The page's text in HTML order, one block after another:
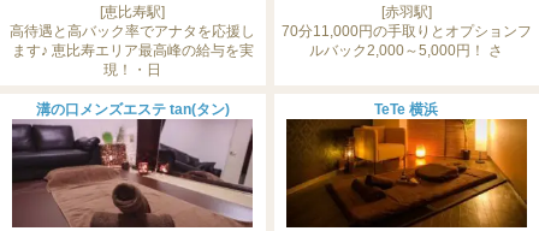
[恵比寿駅]
高待遇と高バック率でアナタを応援し
ます♪ 恵比寿エリア最高峰の給与を実
現！・日
[赤羽駅]
70分11,000円の手取りとオプションフ
ルバック2,000～5,000円！ さ
溝の口メンズエステ tan(タン) TeTe 横浜